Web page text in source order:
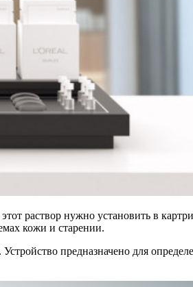
раствор нужно установить в
кожи и старении.
предназначено для